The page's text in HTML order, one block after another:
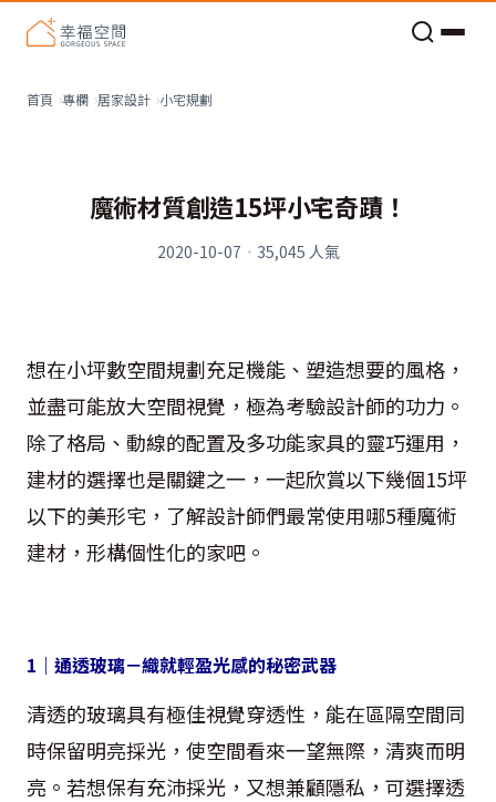
首頁 專欄 居家設計 小宅規劃
魔術材質創造15坪小宅奇蹟！
2020-10-07 · 35,045 人氣
想在小坪數空間規劃充足機能、塑造想要的風格，
並盡可能放大空間視覺，極為考驗設計師的功力。
除了格局、動線的配置及多功能家具的靈巧運用，
建材的選擇也是關鍵之一，一起欣賞以下幾個15坪
以下的美形宅，了解設計師們最常使用哪5種魔術
建材，形構個性化的家吧。
1 ｜通透玻璃－織就輕盈光感的秘密武器
清透的玻璃具有極佳視覺穿透性，能在區隔空間同
時保留明亮採光，使空間看來一望無際，清爽而明
亮。若想保有充沛採光，又想兼顧隱私，可選擇透